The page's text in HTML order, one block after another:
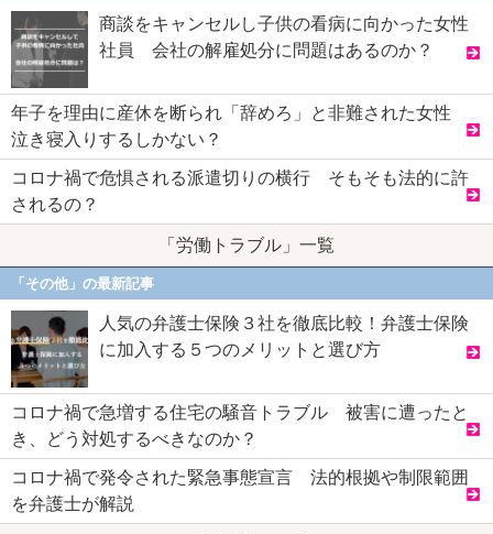
商談をキャンセルし子供の看病に向かった女性
社員 会社の解雇処分に問題はあるのか？
年子を理由に産休を断られ「辞めろ」と非難された女性
泣き寝入りするしかない？
コロナ禍で危惧される派遣切りの横行 そもそも法的に許
されるの？
「労働トラブル」一覧
「その他」の最新記事
人気の弁護士保険３社を徹底比較！弁護士保険
に加入する５つのメリットと選び方
コロナ禍で急増する住宅の騒音トラブル 被害に遭ったと
き、どう対処するべきなのか？
コロナ禍で発令された緊急事態宣言 法的根拠や制限範囲
を弁護士が解説